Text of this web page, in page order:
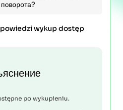
wykup dostęp
po wykupieniu.